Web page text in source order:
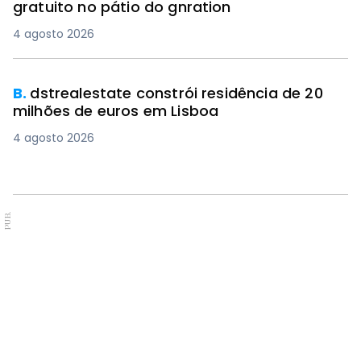
gratuito no pátio do gnration
4 agosto 2026
B. dstrealestate constrói residência de 20
milhões de euros em Lisboa
4 agosto 2026
PUB.